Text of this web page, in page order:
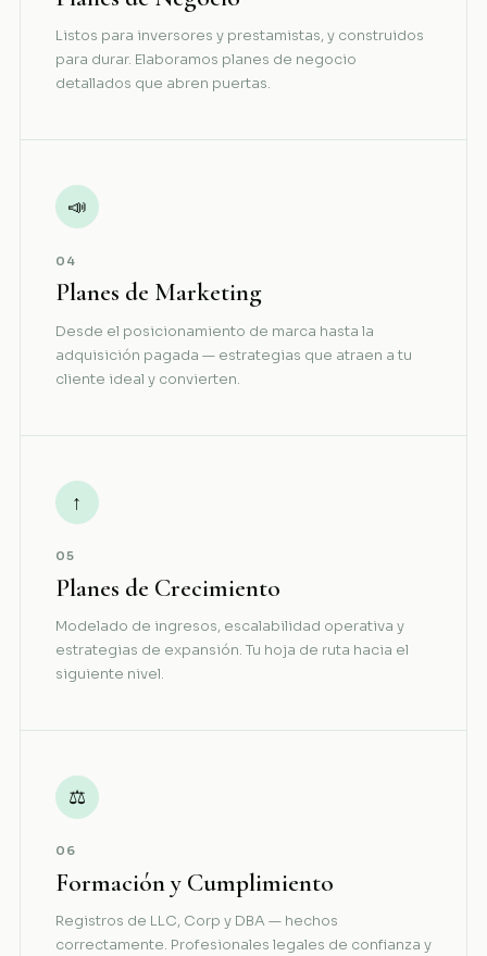
Listos para inversores y prestamistas, y construidos
para durar. Elaboramos planes de negocio
detallados que abren puertas.
📣
04
Planes de Marketing
Desde el posicionamiento de marca hasta la
adquisición pagada — estrategias que atraen a tu
cliente ideal y convierten.
↑
05
Planes de Crecimiento
Modelado de ingresos, escalabilidad operativa y
estrategias de expansión. Tu hoja de ruta hacia el
siguiente nivel.
⚖
06
Formación y Cumplimiento
Registros de LLC, Corp y DBA — hechos
correctamente. Profesionales legales de confianza y